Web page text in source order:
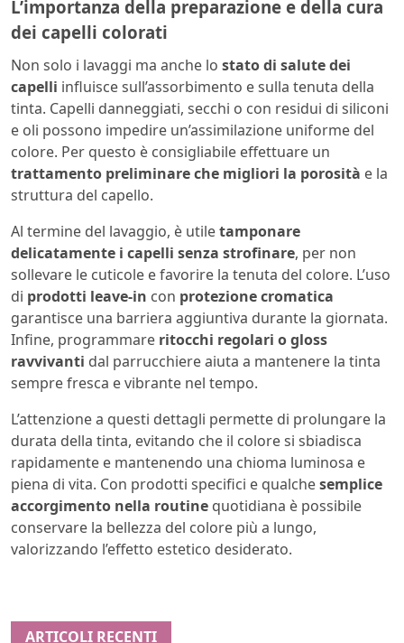
L’importanza della preparazione e della cura
dei capelli colorati
Non solo i lavaggi ma anche lo stato di salute dei
capelli influisce sull’assorbimento e sulla tenuta della
tinta. Capelli danneggiati, secchi o con residui di siliconi
e oli possono impedire un’assimilazione uniforme del
colore. Per questo è consigliabile effettuare un
trattamento preliminare che migliori la porosità e la
struttura del capello.
Al termine del lavaggio, è utiletamponare
delicatamente i capelli senza strofinare, per non
sollevare le cuticole e favorire la tenuta del colore. L’uso
di prodotti leave-in con protezione cromatica
garantisce una barriera aggiuntiva durante la giornata.
Infine, programmare ritocchi regolari o gloss
ravvivanti dal parrucchiere aiuta a mantenere la tinta
sempre fresca e vibrante nel tempo.
L’attenzione a questi dettagli permette di prolungare la
durata della tinta, evitando che il colore si sbiadisca
rapidamente e mantenendo una chioma luminosa e
piena di vita. Con prodotti specifici e qualchesemplice
accorgimento nella routine quotidiana è possibile
conservare la bellezza del colore più a lungo,
valorizzando l’effetto estetico desiderato.
ARTICOLI RECENTI